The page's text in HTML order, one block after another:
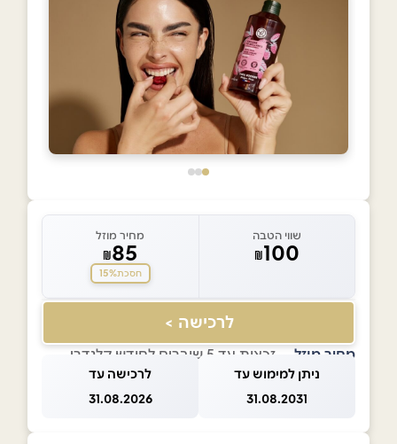
שווי הטבה
₪100
מחיר מוזל
₪85
חסכת15%
לרכישה >
מחיר מוזל — זכאות עד 5 שוברים לחודש קלנדרי
ניתן למימוש עד
31.08.2031
לרכישה עד
31.08.2026